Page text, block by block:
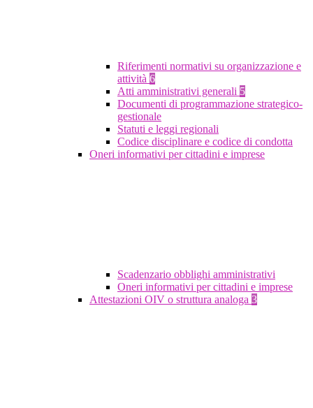
Riferimenti normativi su organizzazione e
attività 6
Atti amministrativi generali 5
Documenti di programmazione strategico-
gestionale
Statuti e leggi regionali
Codice disciplinare e codice di condotta
Oneri informativi per cittadini e imprese
Scadenzario obblighi amministrativi
Oneri informativi per cittadini e imprese
Attestazioni OIV o struttura analoga 3